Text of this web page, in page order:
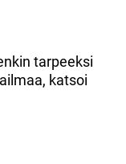
tarpeeksi
katsoi